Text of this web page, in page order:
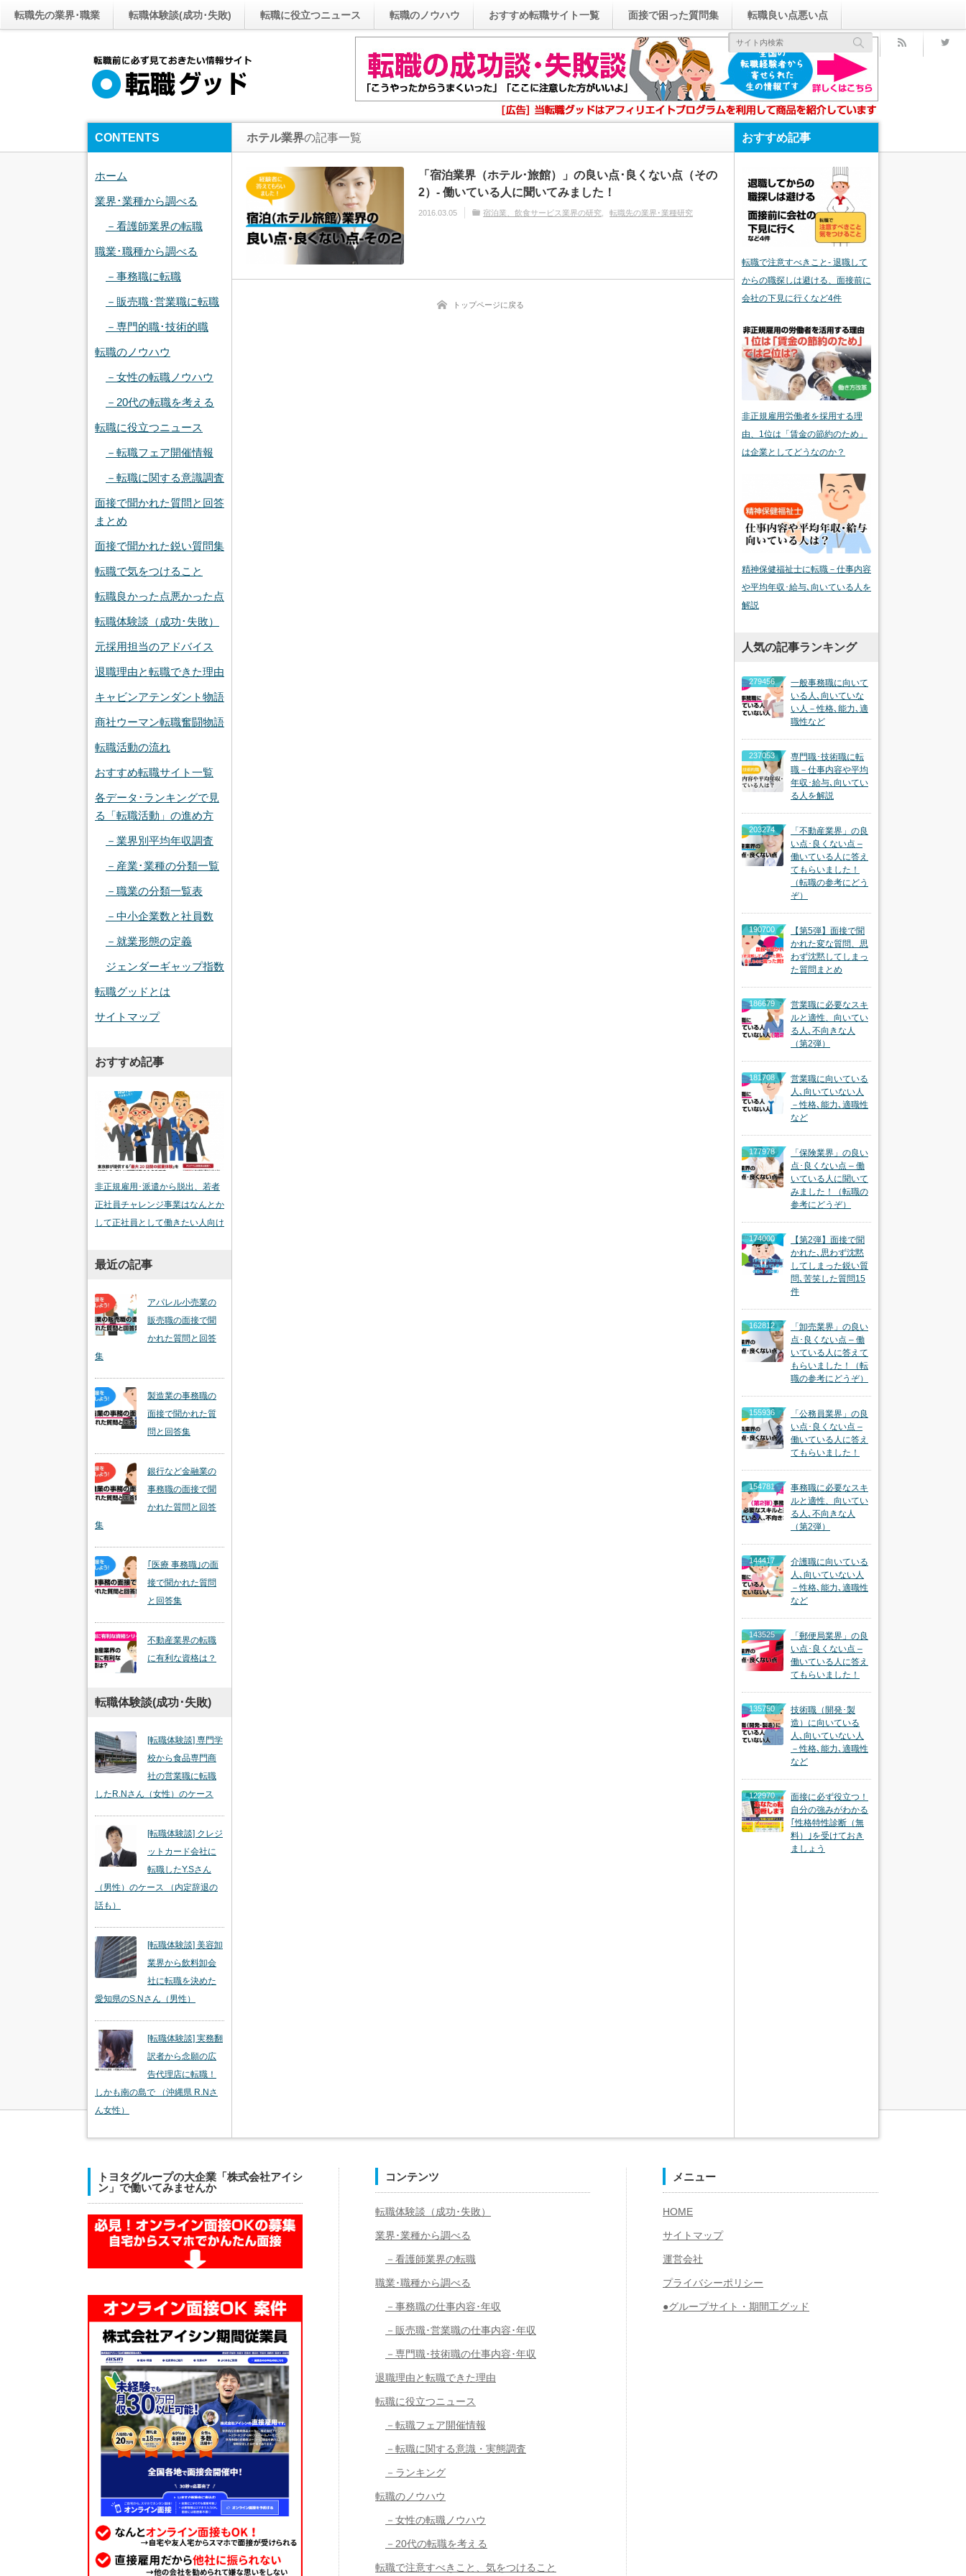
転職先の業界･職業 転職体験談(成功･失敗) 転職に役立つニュース 転職のノウハウ おすすめ転職サイト一覧 面接で困った質問集 転職良い点悪い点
rss
ホテル業界の記事一覧
「宿泊業界（ホテル･旅館）」の良い点･良くない点（その
2）- 働いている人に聞いてみました！
2016.03.05 宿泊業、飲食サービス業界の研究 転職先の業界･業種研究
トップページに戻る
CONTENTS
ホーム
業界･業種から調べる
－看護師業界の転職
職業･職種から調べる
－事務職に転職
－販売職･営業職に転職
－専門的職･技術的職
転職のノウハウ
－女性の転職ノウハウ
－20代の転職を考える
転職に役立つニュース
－転職フェア開催情報
－転職に関する意識調査
面接で聞かれた質問と回答
まとめ
面接で聞かれた鋭い質問集
転職で気をつけること
転職良かった点悪かった点
転職体験談（成功･失敗）
元採用担当のアドバイス
退職理由と転職できた理由
キャビンアテンダント物語
商社ウーマン転職奮闘物語
転職活動の流れ
おすすめ転職サイト一覧
各データ･ランキングで見
る「転職活動」の進め方
－業界別平均年収調査
－産業･業種の分類一覧
－職業の分類一覧表
－中小企業数と社員数
－就業形態の定義
ジェンダーギャップ指数
転職グッドとは
サイトマップ
おすすめ記事
非正規雇用･派遣から脱出、若者
正社員チャレンジ事業はなんとか
して正社員として働きたい人向け
最近の記事
アパレル小売業の
販売職の面接で聞
かれた質問と回答
集
製造業の事務職の
面接で聞かれた質
問と回答集
銀行など金融業の
事務職の面接で聞
かれた質問と回答
集
｢医療 事務職｣の面
接で聞かれた質問
と回答集
不動産業界の転職
に有利な資格は？
転職体験談(成功･失敗)
[転職体験談] 専門学
校から食品専門商
社の営業職に転職
したR.Nさん（女性）のケース
[転職体験談] クレジ
ットカード会社に
転職したY.Sさん
（男性）のケース （内定辞退の
話も）
[転職体験談] 美容卸
業界から飲料卸会
社に転職を決めた
愛知県のS.Nさん（男性）
[転職体験談] 実務翻
訳者から念願の広
告代理店に転職！
しかも南の島で （沖縄県 R.Nさ
ん女性）
おすすめ記事
転職で注意すべきこと- 退職して
からの職探しは避ける、面接前に
会社の下見に行くなど4件
非正規雇用労働者を採用する理
由、1位は「賃金の節約のため」
は企業としてどうなのか？
精神保健福祉士に転職－仕事内容
や平均年収･給与､向いている人を
解説
人気の記事ランキング
279456
一般事務職に向いて
いる人､向いていな
い人－性格､能力､適
職性など
237053
専門職･技術職に転
職－仕事内容や平均
年収･給与､向いてい
る人を解説
203274
「不動産業界」の良
い点･良くない点 –
働いている人に答え
てもらいました！
（転職の参考にどう
ぞ）
190700
【第5弾】面接で聞
かれた変な質問、思
わず沈黙してしまっ
た質問まとめ
186679
営業職に必要なスキ
ルと適性、向いてい
る人､不向きな人
（第2弾）
181708
営業職に向いている
人､向いていない人
－性格､能力､適職性
など
177978
「保険業界」の良い
点･良くない点 – 働
いている人に聞いて
みました！（転職の
参考にどうぞ）
174000
【第2弾】面接で聞
かれた､思わず沈黙
してしまった鋭い質
問､苦笑した質問15
件
162812
「卸売業界」の良い
点･良くない点 – 働
いている人に答えて
もらいました！（転
職の参考にどうぞ）
155936
「公務員業界」の良
い点･良くない点 –
働いている人に答え
てもらいました！
154781
事務職に必要なスキ
ルと適性、向いてい
る人､不向きな人
（第2弾）
144417
介護職に向いている
人､向いていない人
－性格､能力､適職性
など
143525
「郵便局業界」の良
い点･良くない点 –
働いている人に答え
てもらいました！
135750
技術職（開発･製
造）に向いている
人､向いていない人
－性格､能力､適職性
など
122970
面接に必ず役立つ！
自分の強みがわかる
｢性格特性診断（無
料）｣を受けておき
ましょう
トヨタグループの大企業「株式会社アイシ
ン」で働いてみませんか
コンテンツ
転職体験談（成功･失敗）
業界･業種から調べる
－看護師業界の転職
職業･職種から調べる
－事務職の仕事内容･年収
－販売職･営業職の仕事内容･年収
－専門職･技術職の仕事内容･年収
退職理由と転職できた理由
転職に役立つニュース
－転職フェア開催情報
－転職に関する意識・実態調査
－ランキング
転職のノウハウ
－女性の転職ノウハウ
－20代の転職を考える
転職で注意すべきこと、気をつけること
メニュー
HOME
サイトマップ
運営会社
プライバシーポリシー
●グループサイト・期間工グッド